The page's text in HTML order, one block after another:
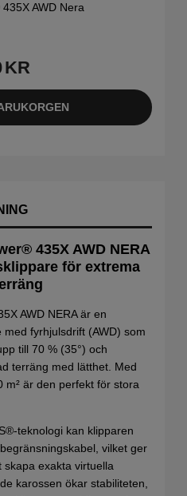
AWD Nera
KR
435X AWD NERA
för extrema
AWD NERA är en
fyrhjulsdrift (AWD) som
till 70 % (35°) och
terräng med lätthet. Med
m² är den perfekt för stora
teknologi kan klipparen
vilket ger
skapa exakta virtuella
karossen ökar stabiliteten,